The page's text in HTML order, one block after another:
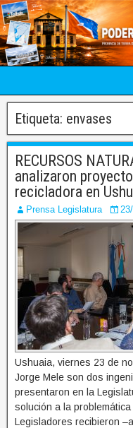
Etiqueta: envases
RECURSOS
analizaron
recicladora en
Prensa Legislatura
Ushuaia, viernes 23 de
Jorge Mele son dos
presentaron en la
solución a la
Legisladores recibieron